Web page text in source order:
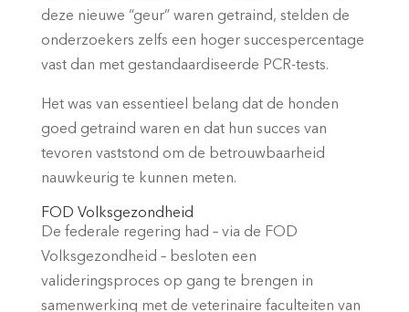
deze nieuwe “geur” waren getraind, stelden de
onderzoekers zelfs een hoger succespercentage
vast dan met gestandaardiseerde PCR-tests.
Het was van essentieel belang dat de honden
goed getraind waren en dat hun succes van
tevoren vaststond om de betrouwbaarheid
nauwkeurig te kunnen meten.
FOD Volksgezondheid
De federale regering had – via de FOD
Volksgezondheid – besloten een
valideringsproces op gang te brengen in
samenwerking met de veterinaire faculteiten van